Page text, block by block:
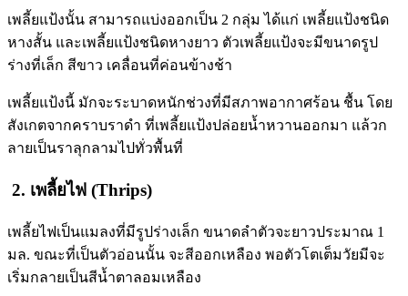
เพลี้ยแป้งนั้น สามารถแบ่งออกเป็น 2 กลุ่ม ได้แก่ เพลี้ยแป้งชนิด
หางสั้น และเพลี้ยแป้งชนิดหางยาว ตัวเพลี้ยแป้งจะมีขนาดรูป
ร่างที่เล็ก สีขาว เคลื่อนที่ค่อนข้างช้า
เพลี้ยแป้งนี้ มักจะระบาดหนักช่วงที่มีสภาพอากาศร้อน ชื้น โดย
สังเกตจากคราบราดำ ที่เพลี้ยแป้งปล่อยน้ำหวานออกมา แล้วก
ลายเป็นราลุกลามไปทั่วพื้นที่
2. เพลี้ยไฟ (Thrips)
เพลี้ยไฟเป็นแมลงที่มีรูปร่างเล็ก ขนาดลำตัวจะยาวประมาณ 1
มล. ขณะที่เป็นตัวอ่อนนั้น จะสีออกเหลือง พอตัวโตเต็มวัยมีจะ
เริ่มกลายเป็นสีน้ำตาลอมเหลือง